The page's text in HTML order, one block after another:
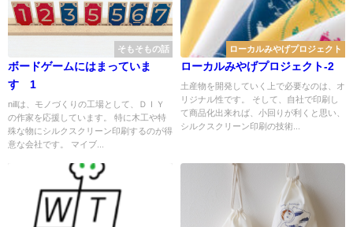
そもそもの話
ボードゲームにはまっていま
す 1
nillは、モノづくりの工場として、ＤＩＹ
の作家を応援しています。 特に木工や特
殊な物にシルクスクリーン印刷するのが得
意な会社です。 マイブ...
ローカルみやげプロジェクト
ローカルみやげプロジェクト-2
土産物を開発していく上で必要なのは、オ
リジナル性です。 そして、自社で印刷し
て商品化出来れば、小回りが利くと思い、
シルクスクリーン印刷の技術...